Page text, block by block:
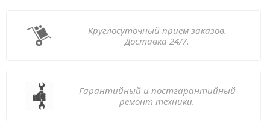
Круглосуточный прием заказов.
Доставка 24/7.
Гарантийный и постгарантийный
ремонт техники.